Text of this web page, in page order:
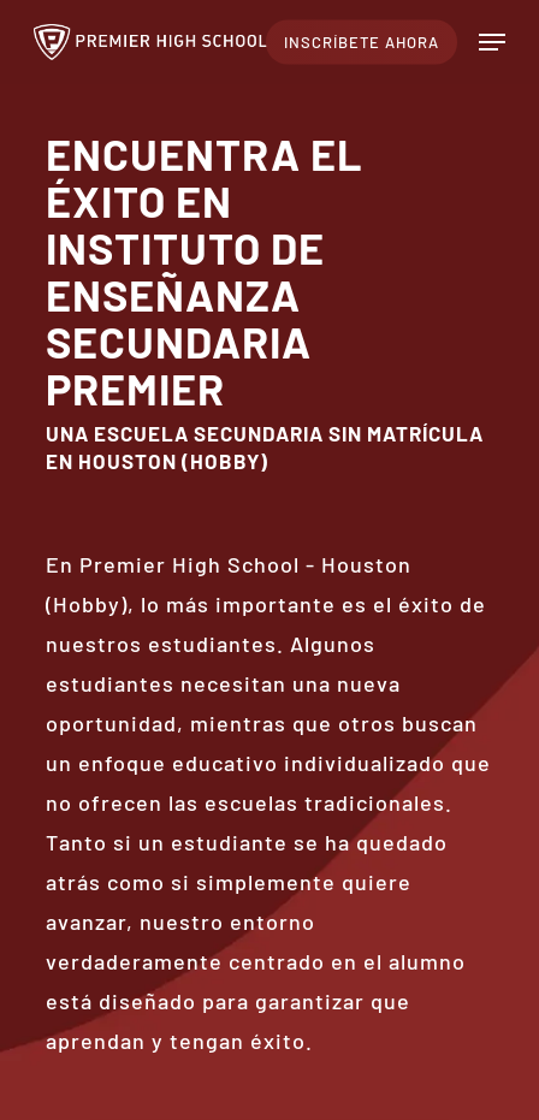
principal
INSCRÍBETE AHORA Menú
ENCUENTRA EL
ÉXITO EN
INSTITUTO DE
ENSEÑANZA
SECUNDARIA
PREMIER
UNA ESCUELA SECUNDARIA SIN MATRÍCULA
EN HOUSTON (HOBBY)
En Premier High School - Houston
(Hobby), lo más importante es el éxito de
nuestros estudiantes. Algunos
estudiantes necesitan una nueva
oportunidad, mientras que otros buscan
un enfoque educativo individualizado que
no ofrecen las escuelas tradicionales.
Tanto si un estudiante se ha quedado
atrás como si simplemente quiere
avanzar, nuestro entorno
verdaderamente centrado en el alumno
está diseñado para garantizar que
aprendan y tengan éxito.